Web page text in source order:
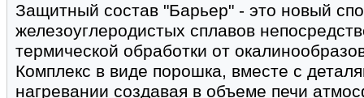
Защитный состав "Барьер" - это новый
железоуглеродистых сплавов
термической обработки от
Комплекс в виде порошка, вместе с
нагревании создавая в объеме печи